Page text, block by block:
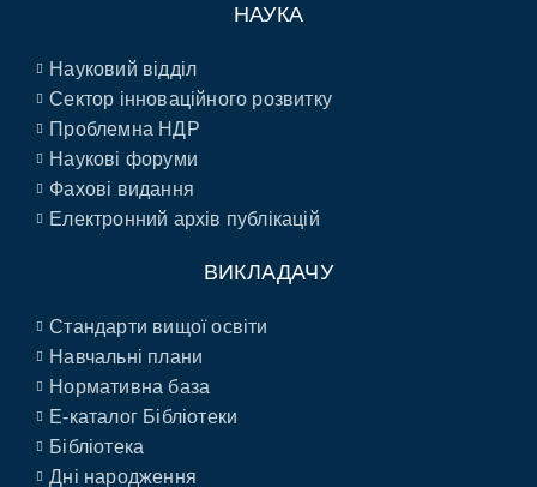
НАУКА
Науковий відділ
Сектор інноваційного розвитку
Проблемна НДР
Наукові форуми
Фахові видання
Електронний архів публікацій
ВИКЛАДАЧУ
Стандарти вищої освіти
Навчальні плани
Нормативна база
E-каталог Бібліотеки
Бібліотека
Дні народження